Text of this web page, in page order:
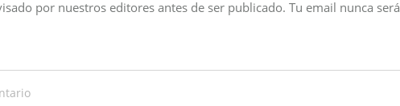
por nuestros editores antes de ser publicado. Tu email nunca será